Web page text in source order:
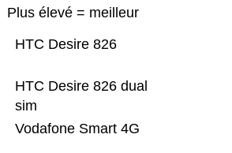
Plus élevé = meilleur
Vodafone Smart 4G
HTC Desire 826 dual
sim
HTC Desire 826